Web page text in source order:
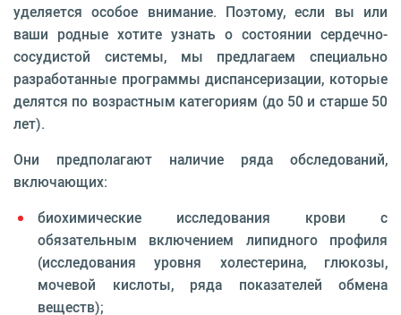
уделяется особое внимание. Поэтому, если вы или
ваши родные хотите узнать о состоянии сердечно-
сосудистой системы, мы предлагаем специально
разработанные программы диспансеризации, которые
делятся по возрастным категориям (до 50 и старше 50
лет).
Они предполагают наличие ряда обследований,
включающих:
биохимические исследования крови с
обязательным включением липидного профиля
(исследования уровня холестерина, глюкозы,
мочевой кислоты, ряда показателей обмена
веществ);